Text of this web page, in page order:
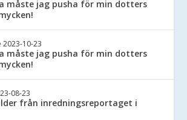
måste jag pusha för min dotters
2023-10-23
måste jag pusha för min dotters
08-23
från inredningsreportaget i